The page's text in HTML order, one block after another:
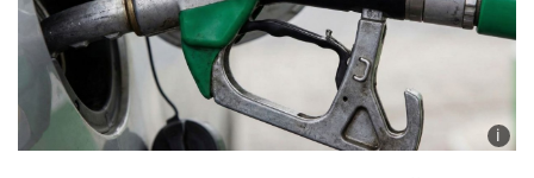
i
Foto: